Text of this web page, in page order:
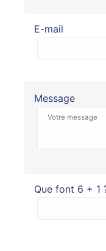
E-mail
Message
Que font 6 + 1